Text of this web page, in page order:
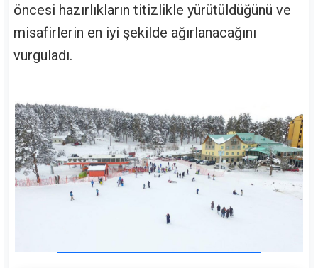
öncesi hazırlıkların titizlikle yürütüldüğünü ve
misafirlerin en iyi şekilde ağırlanacağını
vurguladı.